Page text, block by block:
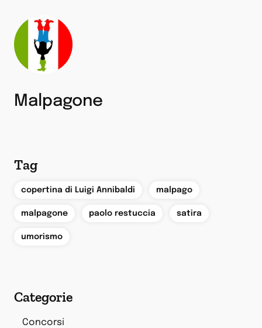
Malpagone
Tag
copertina di Luigi Annibaldi malpago
malpagone paolo restuccia satira
umorismo
Categorie
Concorsi